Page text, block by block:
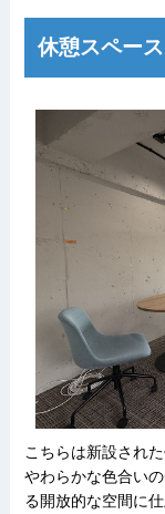
休憩スペース
こちらは新設され
やわらかな色合い
る開放的な空間に仕